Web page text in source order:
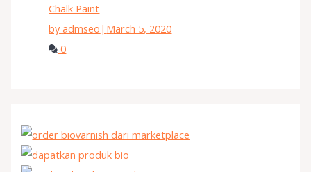
Chalk Paint
by admseo | March 5, 2020
0